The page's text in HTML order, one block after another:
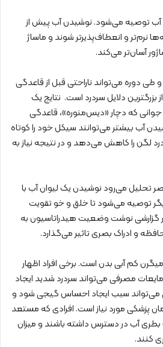
آب توصیه می‌شود. نوشیدن آب پیش از
و انعطاف‌پذیرتر شوند و ماساژ
آسان‌تر می‌کند.
دوره می‌تواند ناراحتی قبل از قاعدگی
دلایل سردرد است. نتایج یک
جوانی که دچار «دیس‌منوره»، قاعدگی
آب بیشتر می‌توانند سیکل خود را کوتاه
لگن را کاهش می‌دهد و در نتیجه نیاز به
تحلیل می‌رود نوشیدن یک لیوان آب با
توصیه می‌شود تا خلق و خو تقویت
در گزارشی نوشت وضعیت هیدراتاسیون به
و ادراک بصری تاثیر می‌گذارد.
کم آبی بدن است. برخی افراد اظهار
مصرفی می‌تواند سردرد شدید ایجاد
سبب ایجاد احساس گیجی شود و
پزشکی مورد نیاز است. افرادی که مستعد
آب در دسترس داشته باشند و میزان
کنند.